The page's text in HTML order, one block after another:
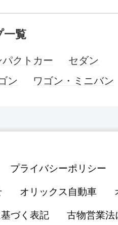
一覧
パクトカー
セダン
ン
ワゴン・ミニバン
プライバシーポリシー
オリックス自動車
づく表記 古物営業法